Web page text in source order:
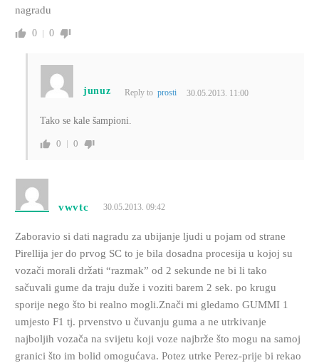
nagradu
0 0
junuz Reply toprosti 30.05.2013. 11:00
Tako se kale šampioni.
0 0
vwvtc 30.05.2013. 09:42
Zaboravio si dati nagradu za ubijanje ljudi u pojam od strane
Pirellija jer do prvog SC to je bila dosadna procesija u kojoj su
vozači morali držati “razmak” od 2 sekunde ne bi li tako
sačuvali gume da traju duže i voziti barem 2 sek. po krugu
sporije nego što bi realno mogli.Znači mi gledamo GUMMI 1
umjesto F1 tj. prvenstvo u čuvanju guma a ne utrkivanje
najboljih vozača na svijetu koji voze najbrže što mogu na samoj
granici što im bolid omogućava. Potez utrke Perez-prije bi rekao